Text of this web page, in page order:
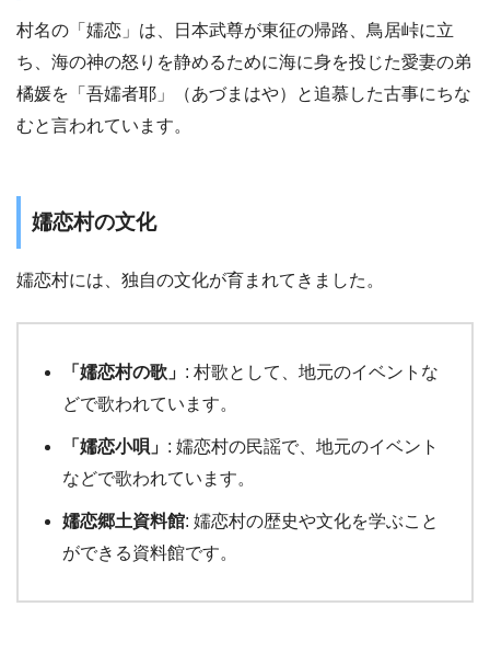
村名の「嬬恋」は、日本武尊が東征の帰路、鳥居峠に立
ち、海の神の怒りを静めるために海に身を投じた愛妻の弟
橘媛を「吾嬬者耶」（あづまはや）と追慕した古事にちな
むと言われています。
嬬恋村の文化
嬬恋村には、独自の文化が育まれてきました。
「嬬恋村の歌」 : 村歌として、地元のイベントな
どで歌われています。
「嬬恋小唄」 : 嬬恋村の民謡で、地元のイベント
などで歌われています。
嬬恋郷土資料館: 嬬恋村の歴史や文化を学ぶこと
ができる資料館です。